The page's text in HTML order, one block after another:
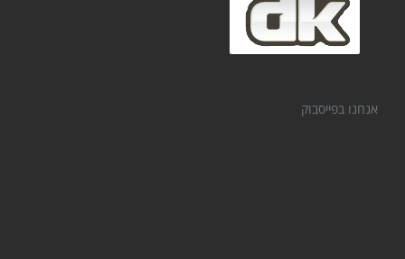
אנחנו בפייסבוק